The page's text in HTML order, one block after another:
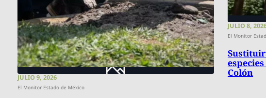
JULIO 9, 2026
El Monitor Estado de México
JULIO 8,
El Monitor
Colón